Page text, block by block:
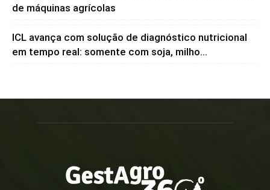
de máquinas agrícolas
ICL avança com solução de diagnóstico nutricional
em tempo real: somente com soja, milho...